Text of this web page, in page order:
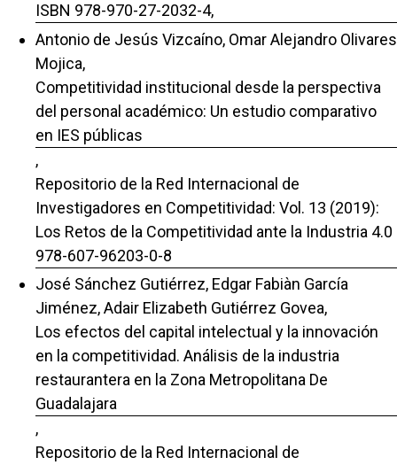
ISBN 978-970-27-2032-4,
Antonio de Jesús Vizcaíno, Omar Alejandro Olivares
Mojica,
Competitividad institucional desde la perspectiva
del personal académico: Un estudio comparativo
en IES públicas
,
Repositorio de la Red Internacional de
Investigadores en Competitividad: Vol. 13 (2019):
Los Retos de la Competitividad ante la Industria 4.0
978-607-96203-0-8
José Sánchez Gutiérrez, Edgar Fabiàn García
Jiménez, Adair Elizabeth Gutiérrez Govea,
Los efectos del capital intelectual y la innovación
en la competitividad. Análisis de la industria
restaurantera en la Zona Metropolitana De
Guadalajara
,
Repositorio de la Red Internacional de